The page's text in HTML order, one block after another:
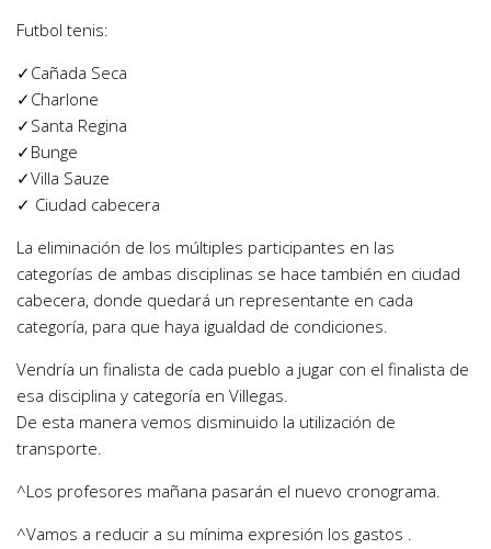
Futbol tenis:
✓Cañada Seca
✓Charlone
✓Santa Regina
✓Bunge
✓Villa Sauze
✓ Ciudad cabecera
La eliminación de los múltiples participantes en las
categorías de ambas disciplinas se hace también en ciudad
cabecera, donde quedará un representante en cada
categoría, para que haya igualdad de condiciones.
Vendría un finalista de cada pueblo a jugar con el finalista de
esa disciplina y categoría en Villegas.
De esta manera vemos disminuido la utilización de
transporte.
^Los profesores mañana pasarán el nuevo cronograma.
^Vamos a reducir a su mínima expresión los gastos .